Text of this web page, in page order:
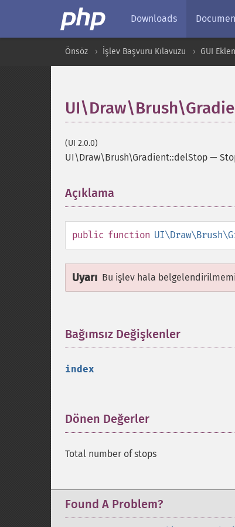
Downloads
Önsöz İşlev Başvuru Kılavuzu GUI
(UI 2.0.0)
UI\Draw\Brush\Gradient::delStop —
Açıklama
public function
Uyarı Bu işlev hala
Bağımsız Değişkenler
index
Dönen Değerler
Total number of stops
Found A Problem?